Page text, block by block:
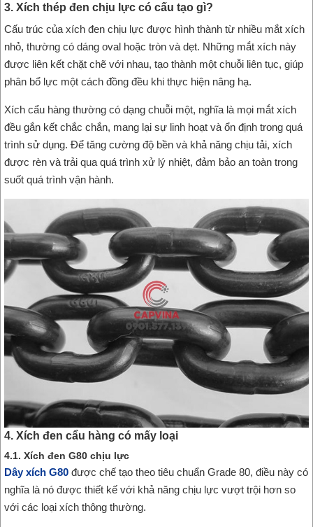
3. Xích thép đen chịu lực có cấu tạo gì?
Cấu trúc của xích đen chịu lực được hình thành từ nhiều mắt xích
nhỏ, thường có dáng oval hoặc tròn và dẹt. Những mắt xích này
được liên kết chặt chẽ với nhau, tạo thành một chuỗi liên tục, giúp
phân bổ lực một cách đồng đều khi thực hiện nâng hạ.
Xích cẩu hàng thường có dạng chuỗi một, nghĩa là mọi mắt xích
đều gắn kết chắc chắn, mang lại sự linh hoạt và ổn định trong quá
trình sử dụng. Để tăng cường độ bền và khả năng chịu tải, xích
được rèn và trải qua quá trình xử lý nhiệt, đảm bảo an toàn trong
suốt quá trình vận hành.
4. Xích đen cẩu hàng có mấy loại
4.1. Xích đen G80 chịu lực
Dây xích G80 được chế tạo theo tiêu chuẩn Grade 80, điều này có
nghĩa là nó được thiết kế với khả năng chịu lực vượt trội hơn so
với các loại xích thông thường.